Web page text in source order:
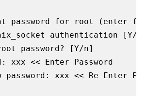
password for root (enter
authentication [Y/
password? [Y/n]
xxx << Enter Password
password: xxx << Re-Enter